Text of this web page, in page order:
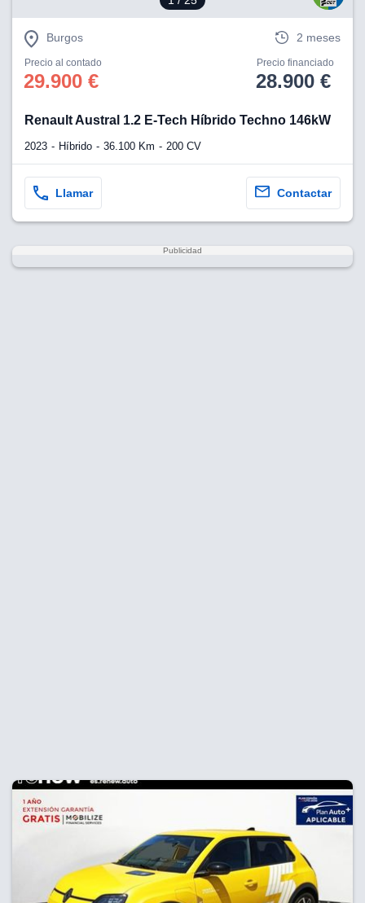
Burgos 2 meses
Precio al contado
29.900 €
Precio financiado
28.900 €
Renault Austral 1.2 E-Tech Híbrido Techno 146kW
2023 Híbrido 36.100 Km 200 CV
Llamar Contactar